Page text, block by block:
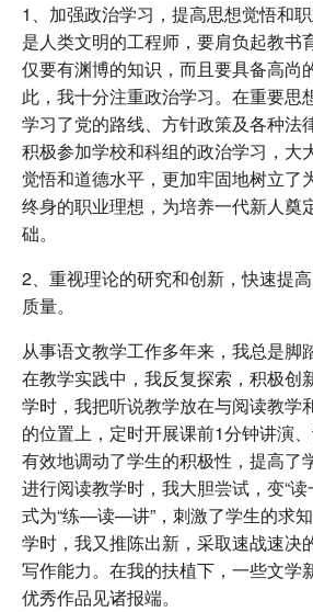
1、加强政治学习，提高思想觉悟和
是人类文明的工程师，要肩负起教书
仅要有渊博的知识，而且要具备高尚
此，我十分注重政治学习。在重要思
学习了党的路线、方针政策及各种法
积极参加学校和科组的政治学习，大
觉悟和道德水平，更加牢固地树立了
终身的职业理想，为培养一代新人奠
础。
2、重视理论的研究和创新，快速提
质量。
从事语文教学工作多年来，我总是脚
在教学实践中，我反复探索，积极创
学时，我把听说教学放在与阅读教学
的位置上，定时开展课前1分钟讲演
有效地调动了学生的积极性，提高了
进行阅读教学时，我大胆尝试，变“
式为“练—读—讲”，刺激了学生的求
学时，我又推陈出新，采取速战速决
写作能力。在我的扶植下，一些文学
优秀作品见诸报端。